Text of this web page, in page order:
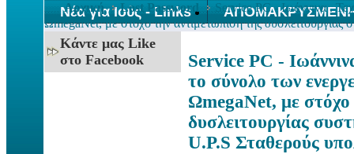
Νέα για Ιούς - Links
Αρχική Lost Password
Service PC - Ιωάννινα .
ΩmegaNet, με στόχο την αντιμετώπιση της
Service PC -
το σύνολο των
ΩmegaNet, με στόχο
δυσλειτουργίας
U.P.S Σταθερούς
Κάντε μας Like
στο Facebook